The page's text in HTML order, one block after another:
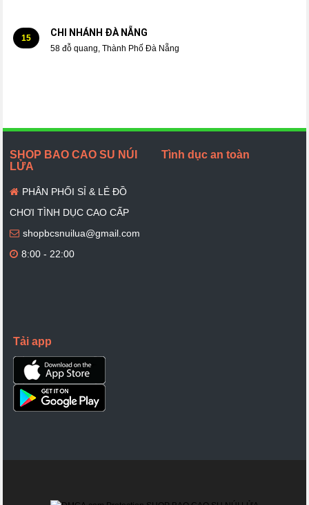
15 CHI NHÁNH ĐÀ NẴNG
58 đỗ quang, Thành Phố Đà Nẵng
SHOP BAO CAO SU NÚI
LỬA
PHÂN PHỐI SỈ & LẺ ĐỒ
CHƠI TÌNH DỤC CAO CẤP
shopbcsnuilua@gmail.com
8:00 - 22:00
Tình dục an toàn
Tải app